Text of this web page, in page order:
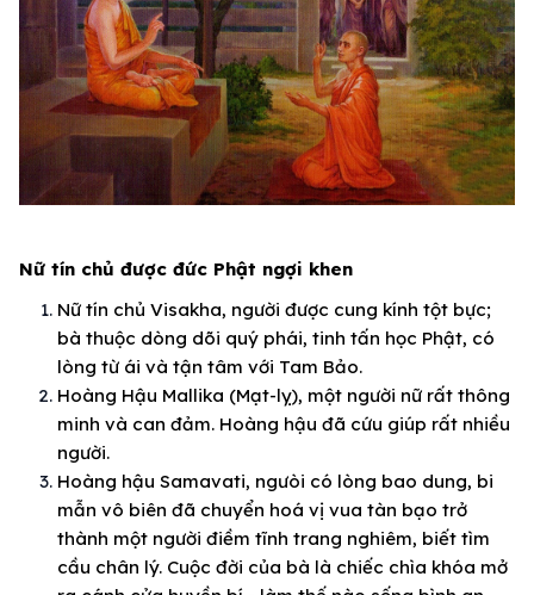
Nữ tín chủ được đức Phật ngợi khen
Nữ tín chủ Visakha, người được cung kính tột bực;
bà thuộc dòng dõi quý phái, tinh tấn học Phật, có
lòng từ ái và tận tâm với Tam Bảo.
Hoàng Hậu Mallika (Mạt-lỵ), một người nữ rất thông
minh và can đảm. Hoàng hậu đã cứu giúp rất nhiều
người.
Hoàng hậu Samavati, ngưòi có lòng bao dung, bi
mẫn vô biên đã chuyển hoá vị vua tàn bạo trở
thành một người điềm tĩnh trang nghiêm, biết tìm
cầu chân lý. Cuộc đời của bà là chiếc chìa khóa mở